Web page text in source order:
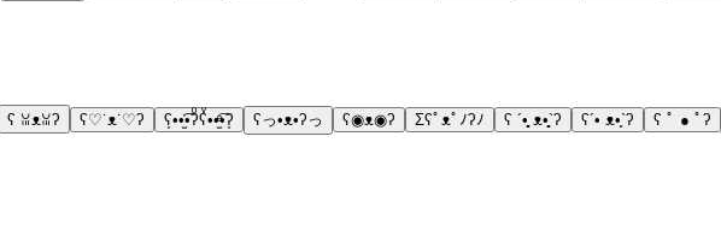
ʕ ꈍᴥꈍʔ ʕ♡˙ᴥ˙♡ʔ ʕ͙••̫͑͡•ʔͦʕͮ••̫ͤ͡•ʔ͙ ʕっ•ᴥ•ʔっ ʕ◉ᴥ◉ʔ Σʕﾟᴥﾟﾉʔﾉ ʕ ´•̥̥̥ ᴥ•̥̥̥`ʔ ʕ´• ᴥ•̥`ʔ ʕ ﾟ ● ﾟʔ